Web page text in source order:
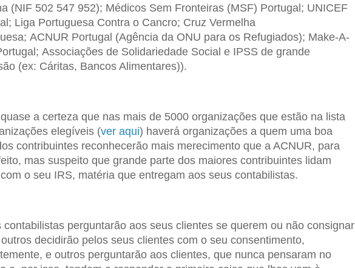
(NIF 502 547 952); Médicos Sem Fronteiras (MSF) Portugal; UNICEF
Liga Portuguesa Contra o Cancro; Cruz Vermelha
ACNUR Portugal (Agência da ONU para os Refugiados); Make-A-
Associações de Solidariedade Social e IPSS de grande
(ex: Cáritas, Bancos Alimentares)).
a certeza que nas mais de 5000 organizações que estão na lista
elegíveis (ver aqui) haverá organizações a quem uma boa
contribuintes reconhecerão mais merecimento que a ACNUR, para
mas suspeito que grande parte dos maiores contribuintes lidam
o seu IRS, matéria que entregam aos seus contabilistas.
contabilistas perguntarão aos seus clientes se querem ou não consignar
decidirão pelos seus clientes com o seu consentimento,
e outros perguntarão aos clientes, que nunca pensaram no